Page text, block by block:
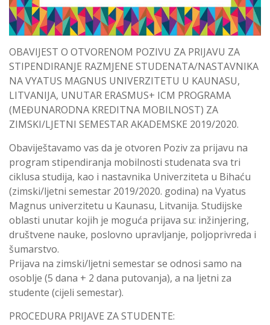
OBAVIJEST O OTVORENOM POZIVU ZA PRIJAVU ZA
STIPENDIRANJE RAZMJENE STUDENATA/NASTAVNIKA
NA VYATUS MAGNUS UNIVERZITETU U KAUNASU,
LITVANIJA, UNUTAR ERASMUS+ ICM PROGRAMA
(MEĐUNARODNA KREDITNA MOBILNOST) ZA
ZIMSKI/LJETNI SEMESTAR AKADEMSKE 2019/2020.
Obaviještavamo vas da je otvoren Poziv za prijavu na
program stipendiranja mobilnosti studenata sva tri
ciklusa studija, kao i nastavnika Univerziteta u Bihaću
(zimski/ljetni semestar 2019/2020. godina) na Vyatus
Magnus univerzitetu u Kaunasu, Litvanija. Studijske
oblasti unutar kojih je moguća prijava su: inžinjering,
društvene nauke, poslovno upravljanje, poljoprivreda i
šumarstvo.
Prijava na zimski/ljetni semestar se odnosi samo na
osoblje (5 dana + 2 dana putovanja), a na ljetni za
studente (cijeli semestar).
PROCEDURA PRIJAVE ZA STUDENTE: